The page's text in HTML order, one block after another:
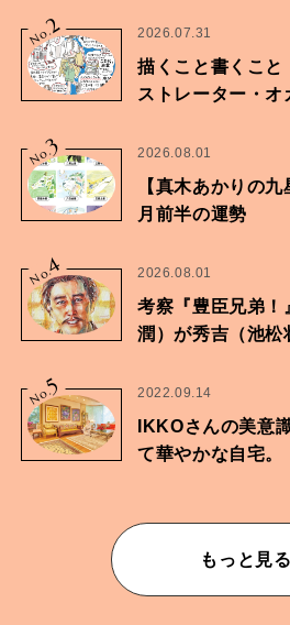
No.2 2026.07.31
描くこと書くこ
ストレーター・
No.
3 2026.08.01
【真木あかりの
月前半の運勢
No.
4 2026.08.01
考察『豊臣兄弟
潤）が秀吉（池松
No.
5 2022.09.14
IKKOさんの美意
て華やかな自宅。
もっと見る